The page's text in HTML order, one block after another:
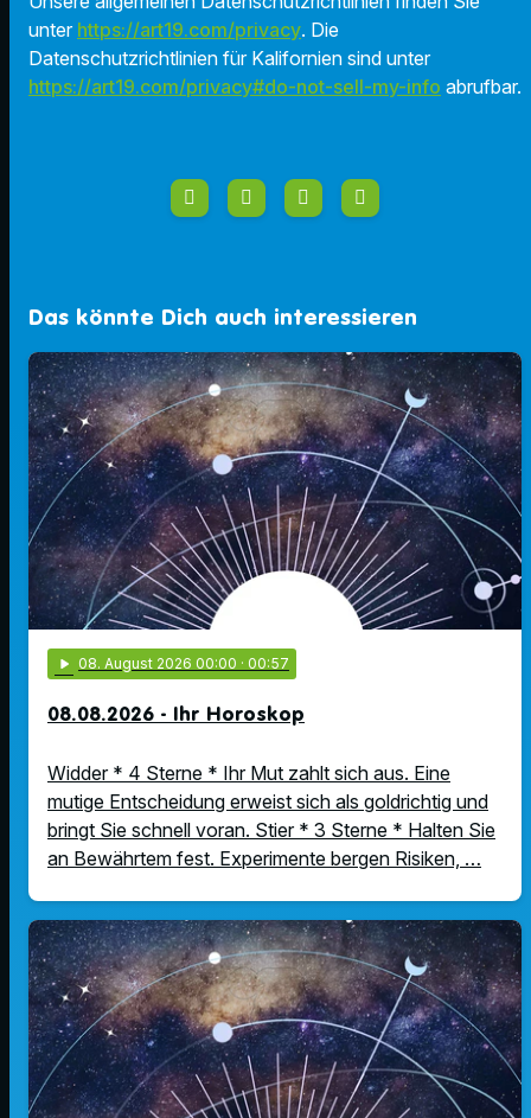
unter https://art19.com/privacy. Die
Datenschutzrichtlinien für Kalifornien sind unter
https://art19.com/privacy#do-not-sell-my-info abrufbar.
Das könnte Dich auch interessieren
play_arrow 08. August 2026 00:00 · 00:57
08.08.2026 - Ihr Horoskop
Widder * 4 Sterne * Ihr Mut zahlt sich aus. Eine
mutige Entscheidung erweist sich als goldrichtig und
bringt Sie schnell voran. Stier * 3 Sterne * Halten Sie
an Bewährtem fest. Experimente bergen Risiken, …